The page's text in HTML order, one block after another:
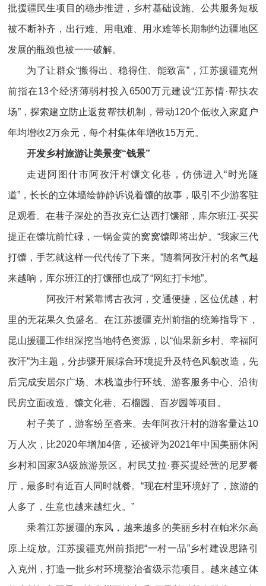
批援疆民生项目的稳步推进，乡村基础设施、公共服务短板
被不断补齐，出行难、用电难、用水难等长期制约边疆地区
发展的瓶颈也被一一破解。
为了让群众“搬得出、稳得住、能致富”，江苏援疆克州
前指在13个经济薄弱村投入6500万元建设“江苏情·帮扶农
场”，探索建立防止返贫帮扶机制，带动120个低收入家庭户
年均增收2万余元，每个村集体年增收15万元。
开发乡村旅游让美景变“钱景”
走进阿图什市阿孜汗村馕文化巷，仿佛进入“时光隧
道”，长长的立体墙绘静静诉说着馕的故事，吸引不少游客驻
足观看。在巷子深处的吾孜克仁达西打馕部，库尔班江·买买
提正在馕坑前忙碌，一锅金黄的窝窝馕即将出炉。“我家三代
打馕，手艺就这样一代代传了下来。”随着阿孜汗村的名气越
来越响，库尔班江的打馕部也成了“网红打卡地”。
阿孜汗村紧靠博古孜河，交通便捷，区位优越，村
里的无花果久负盛名。在江苏援疆克州前指的统筹指导下，
昆山援疆工作组深挖当地特色资源，以“仙果新乡村、幸福阿
孜汗”为主题，分步骤开展综合环境提升及特色风貌改造，先
后完成安居尔广场、木栈道步行环线、游客服务中心、沿街
民房立面改造、馕文化巷、石榴园、百岁园等项目。
村子美了，游客纷至沓来。去年阿孜汗村的游客量达10
万人次，比2020年增加4倍，还被评为2021年中国美丽休闲
乡村和国家3A级旅游景区。村民艾拉·赛买提经营的尼罗餐
厅，最多时有近百人同时就餐。“现在村里环境好了，旅游的
人多了，生意也越来越红火。”
乘着江苏援疆的东风，越来越多的美丽乡村在帕米尔高
原上绽放。江苏援疆克州前指把“一村一品”乡村建设思路引
入克州，打造一批乡村环境整治省级示范项目。越来越立体